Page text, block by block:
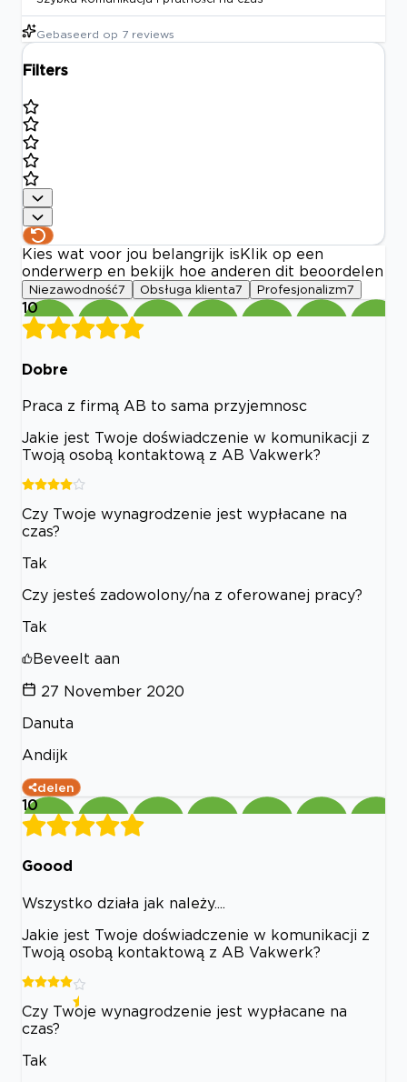
Gebaseerd op 7 reviews
Filters
Kies wat voor jou belangrijk is Klik op een
onderwerp en bekijk hoe anderen dit beoordelen
Niezawodność7 Obsługa klienta7 Profesjonalizm7
10
Dobre
Praca z firmą AB to sama przyjemnosc
Jakie jest Twoje doświadczenie w komunikacji z
Twoją osobą kontaktową z AB Vakwerk?
Czy Twoje wynagrodzenie jest wypłacane na
czas?
Tak
Czy jesteś zadowolony/na z oferowanej pracy?
Tak
Beveelt aan
27 November 2020
Danuta
Andijk
delen
10
Goood
Wszystko działa jak należy....
Jakie jest Twoje doświadczenie w komunikacji z
Twoją osobą kontaktową z AB Vakwerk?
Czy Twoje wynagrodzenie jest wypłacane na
czas?
Tak